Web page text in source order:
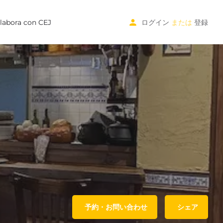
con CEJ ログイン または 登録
予約・お問い合わせ シェア